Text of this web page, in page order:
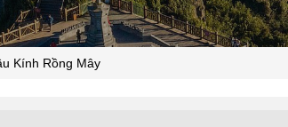
Kính Rồng Mây